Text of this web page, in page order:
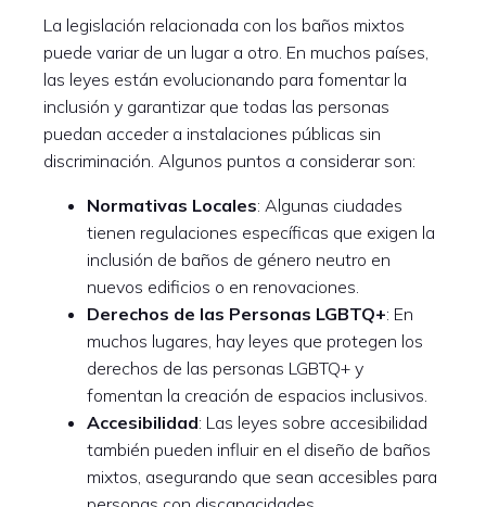
La legislación relacionada con los baños mixtos
puede variar de un lugar a otro. En muchos países,
las leyes están evolucionando para fomentar la
inclusión y garantizar que todas las personas
puedan acceder a instalaciones públicas sin
discriminación. Algunos puntos a considerar son:
Normativas Locales: Algunas ciudades
tienen regulaciones específicas que exigen la
inclusión de baños de género neutro en
nuevos edificios o en renovaciones.
Derechos de las Personas LGBTQ+: En
muchos lugares, hay leyes que protegen los
derechos de las personas LGBTQ+ y
fomentan la creación de espacios inclusivos.
Accesibilidad: Las leyes sobre accesibilidad
también pueden influir en el diseño de baños
mixtos, asegurando que sean accesibles para